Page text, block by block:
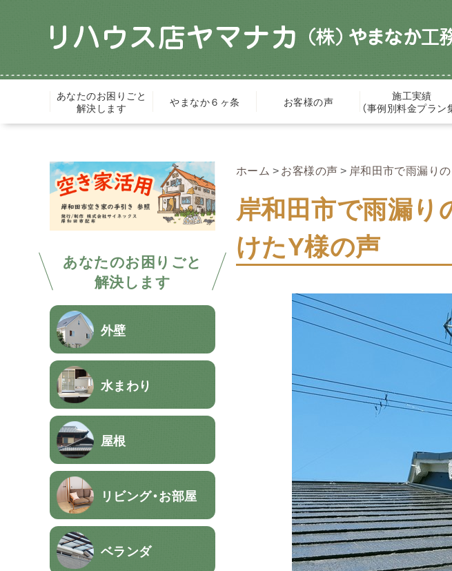
あなたのお困りごと
解決します
やまなか６ヶ条 お客様の声
施工実績
（事例別料金プラン
あなたのお困りごと
解決します
外壁
水まわり
屋根
リビング・お部屋
ベランダ
ホーム お客様の声 岸和田市で雨漏り
岸和田市で雨漏
けたY様の声